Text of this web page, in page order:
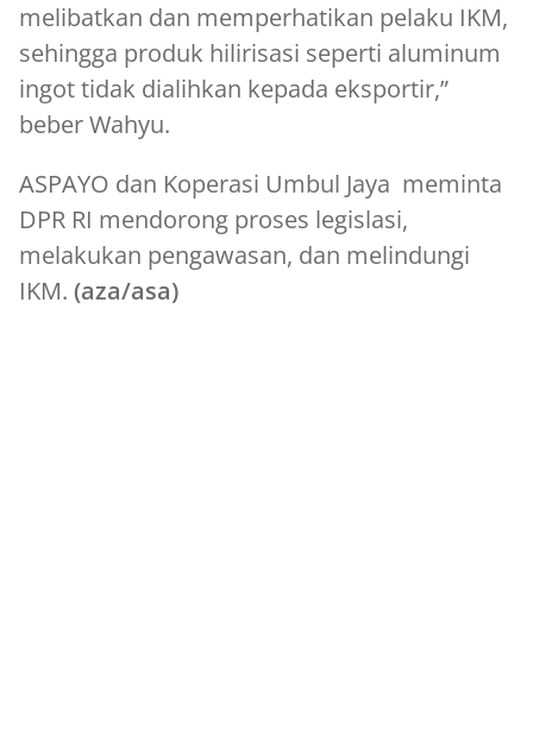
melibatkan dan memperhatikan pelaku IKM,
sehingga produk hilirisasi seperti aluminum
ingot tidak dialihkan kepada eksportir,”
beber Wahyu.
ASPAYO dan Koperasi Umbul Jaya meminta
DPR RI mendorong proses legislasi,
melakukan pengawasan, dan melindungi
IKM. (aza/asa)